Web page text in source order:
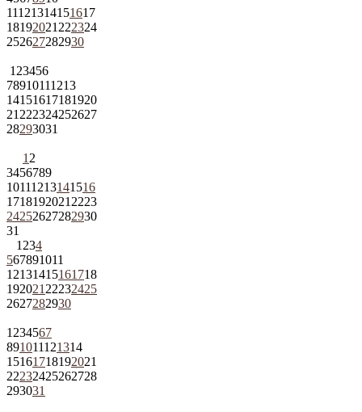
11121314151617
18192021 222324
252627282930
1 23456
78910111213
14151617181920
21 222324252627
28293031
1 2
3456789
10111213141516
1718192021 2223
24252627282930
31
1 234
567891011
12131415161718
192021 22232425
2627282930
1 234567
891011121314
15161718192021
22232425262728
293031